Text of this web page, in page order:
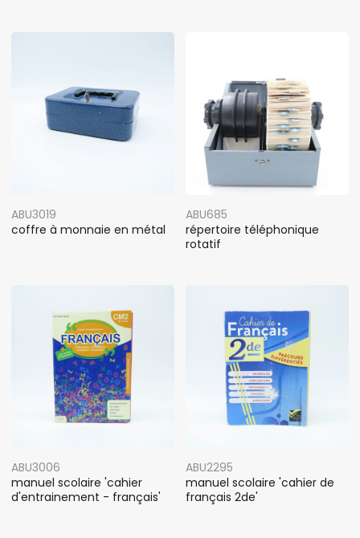
ABU3019
coffre à monnaie en métal
ABU685
répertoire téléphonique
rotatif
ABU3006
manuel scolaire 'cahier
d'entrainement - français'
ABU2295
manuel scolaire 'cahier de
français 2de'